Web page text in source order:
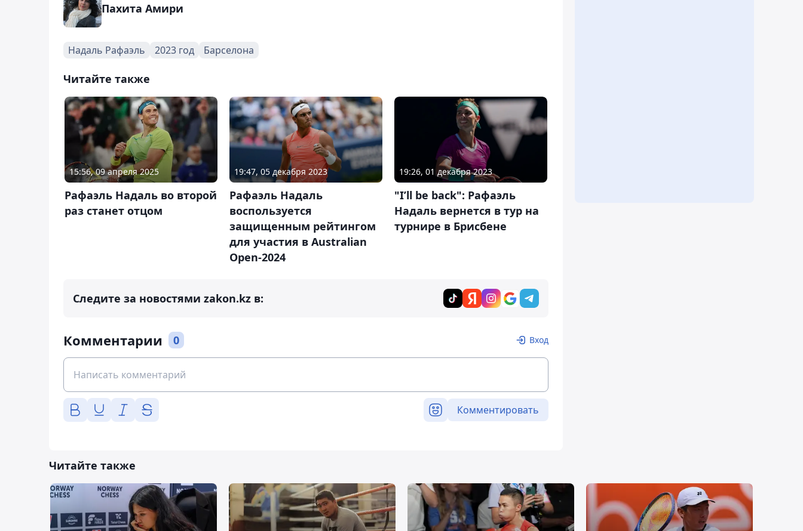
Пахита Амири
Надаль Рафаэль 2023 год Барселона
Читайте также
15:56, 09 апреля 2025
Рафаэль Надаль во второй
раз станет отцом
19:47, 05 декабря 2023
Рафаэль Надаль
воспользуется
защищенным рейтингом
для участия в Australian
Open-2024
19:26, 01 декабря 2023
"I’ll be back": Рафаэль
Надаль вернется в тур на
турнире в Брисбене
Следите за новостями zakon.kz в:
Комментарии 0 Вход
Комментировать
Читайте также